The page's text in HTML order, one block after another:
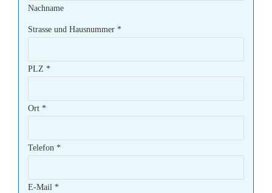
Nachname
Strasse und Hausnummer *
PLZ *
Ort *
Telefon *
E-Mail *